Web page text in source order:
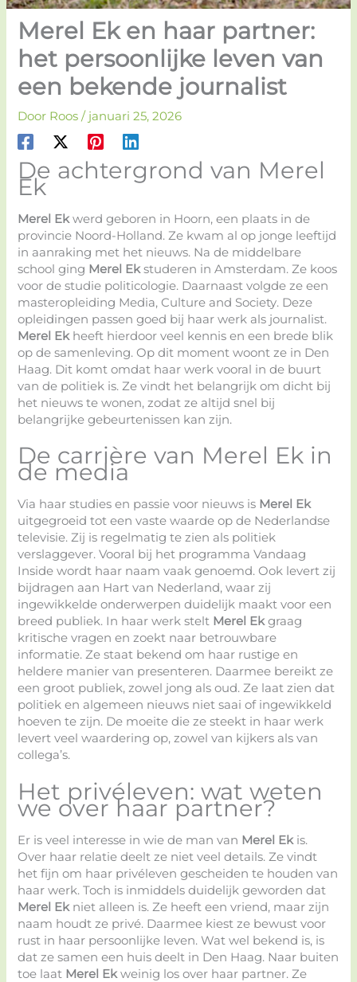
Merel Ek en haar partner:
het persoonlijke leven van
een bekende journalist
Door Roos/ januari 25, 2026
De achtergrond van Merel
Ek
Merel Ekwerd geboren in Hoorn, een plaats in de
provincie Noord-Holland. Ze kwam al op jonge leeftijd
in aanraking met het nieuws. Na de middelbare
school ging Merel Ekstuderen in Amsterdam. Ze koos
voor de studie politicologie. Daarnaast volgde ze een
masteropleiding Media, Culture and Society. Deze
opleidingen passen goed bij haar werk als journalist.
Merel Ekheeft hierdoor veel kennis en een brede blik
op de samenleving. Op dit moment woont ze in Den
Haag. Dit komt omdat haar werk vooral in de buurt
van de politiek is. Ze vindt het belangrijk om dicht bij
het nieuws te wonen, zodat ze altijd snel bij
belangrijke gebeurtenissen kan zijn.
De carrière van Merel Ek in
de media
Via haar studies en passie voor nieuws is Merel Ek
uitgegroeid tot een vaste waarde op de Nederlandse
televisie. Zij is regelmatig te zien als politiek
verslaggever. Vooral bij het programma Vandaag
Inside wordt haar naam vaak genoemd. Ook levert zij
bijdragen aan Hart van Nederland, waar zij
ingewikkelde onderwerpen duidelijk maakt voor een
breed publiek. In haar werk stelt Merel Ekgraag
kritische vragen en zoekt naar betrouwbare
informatie. Ze staat bekend om haar rustige en
heldere manier van presenteren. Daarmee bereikt ze
een groot publiek, zowel jong als oud. Ze laat zien dat
politiek en algemeen nieuws niet saai of ingewikkeld
hoeven te zijn. De moeite die ze steekt in haar werk
levert veel waardering op, zowel van kijkers als van
collega’s.
Het privéleven: wat weten
we over haar partner?
Er is veel interesse in wie de man van Merel Ekis.
Over haar relatie deelt ze niet veel details. Ze vindt
het fijn om haar privéleven gescheiden te houden van
haar werk. Toch is inmiddels duidelijk geworden dat
Merel Ekniet alleen is. Ze heeft een vriend, maar zijn
naam houdt ze privé. Daarmee kiest ze bewust voor
rust in haar persoonlijke leven. Wat wel bekend is, is
dat ze samen een huis deelt in Den Haag. Naar buiten
toe laat Merel Ekweinig los over haar partner. Ze